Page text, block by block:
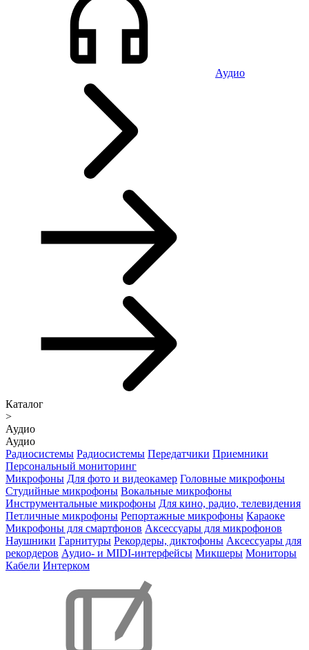
Аудио
Каталог
>
Аудио
Аудио
Радиосистемы Радиосистемы Передатчики Приемники
Персональный мониторинг
Микрофоны Для фото и видеокамер Головные микрофоны
Студийные микрофоны Вокальные микрофоны
Инструментальные микрофоны Для кино, радио, телевидения
Петличные микрофоны Репортажные микрофоны Караоке
Микрофоны для смартфонов Аксессуары для микрофонов
Наушники Гарнитуры Рекордеры, диктофоны Аксессуары для
рекордеров Аудио- и MIDI-интерфейсы Микшеры Мониторы
Кабели Интерком